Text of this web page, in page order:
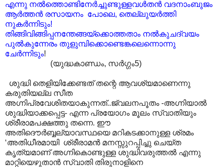
എന്നു നൽത്തൊണ്ടിനേർച്ചുണ്ടുള്ളവൾതൻ വദനാംബുജം
ആർത്തൻ രസായനം പോലെ, തെല്ലുയർത്തി
നുകർന്നിടും!
തിങ്ങിവിങ്ങിപ്പനന്തേങ്ങയ്ക്കൊത്തതാം നൽകുചദ്വയം
പുൽകുന്നേരം തുളുമ്പിക്കൊണ്ടെങ്കലെന്നൊന്നു
ചേർന്നിടും!
(യുദ്ധകാണ്ഡം, സർഗ്ഗം5)
ശുദ്ധി തെളിയിക്കേണ്ടത് തന്റെ ആവശ്യമാണെന്നു
കരുതിയല്ല സീത
അഗ്നിപ്രവേശിതയാകുന്നത്..ജ്വലനപൂതം -അഗ്നിയാൽ
ശുദ്ധിയാക്കപ്പെട്ട- എന്ന പ്രയോഗം മൂലം സ്വാ‍തിയും
ശ്രീരാമപക്ഷത്തു തന്നെ. ഈ
അതിദൌർബ്ബല്യാ‍വസ്ഥയെ മറികടക്കാനുള്ള ശ്രമം
‘അതിധീരമായി ശ്രീരാമൻ മനസ്സുറപ്പിച്ചു ചെയ്ത
കൃത്യമാണ് അഗ്നികൊണ്ടുള്ള ശുദ്ധിവരുത്തൽ എന്നു
മാറ്റിയെഴുതാൻ സ്വാതി തിരുനാളിനെ